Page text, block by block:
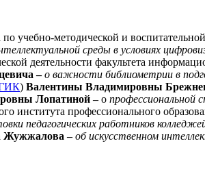
учебно-методической и
среды в условиях
деятельности факультета
–о важности библиометрии в
) Валентины Владимировны
Лопатиной –о профессиональной
института профессионального
педагогических работников
Жужжалова– об искусственном